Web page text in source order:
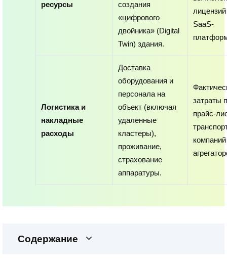
ресурсы
создания
«цифрового
двойника» (Digital
Twin) здания.
SaaS-
Логистика и
накладные
расходы
Доставка
оборудования и
персонала на
объект (включая
удаленные
кластеры),
проживание,
страхование
аппаратуры.
затраты
прайс-
Содержание